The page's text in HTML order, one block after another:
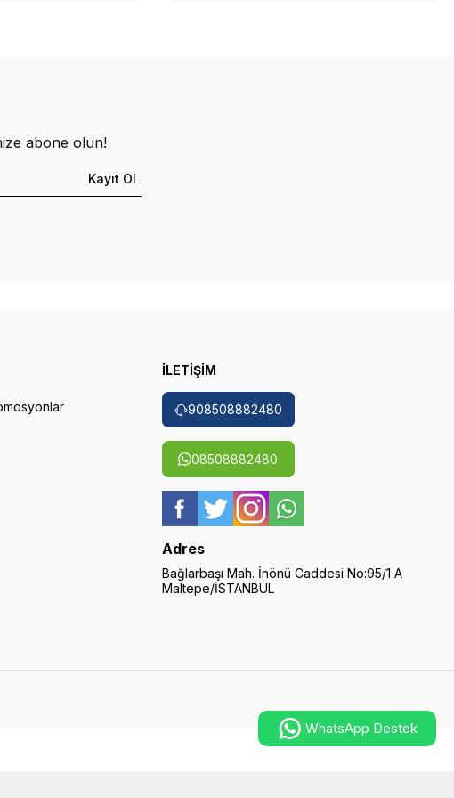
WhatsApp Destek
abone olun!
Kayıt Ol
İLETİŞİM
908508882480
08508882480
Adres
Bağlarbaşı Mah. İnönü Caddesi No:95/1 A
Maltepe/İSTANBUL